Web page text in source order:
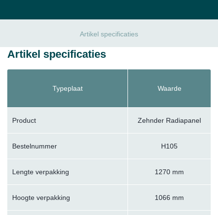
Artikel specificaties
Artikel specificaties
Typeplaat Waarde
Product Zehnder Radiapanel
Bestelnummer H105
Lengte verpakking 1270 mm
Hoogte verpakking 1066 mm